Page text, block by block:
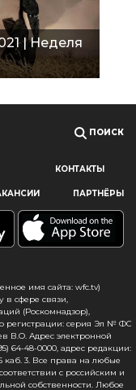
технологии,
в области
на использование
уведомлением
вы не согласны
файлов,
установить
сайт wfc.tv
| Неделя
ПОИСК
КОНТАКТЫ
ПАРТНЁРЫ
имя сайта: wfc.tv)
в сфере связи,
(Роскомнадзор),
регистрации: серия Эл № ФС
В.О. Адрес электронной
64-48-0000, адрес редакции:
каб. 3. Все права на любые
с российским и
собственности. Любое